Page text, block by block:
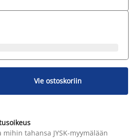
Vie ostoskoriin
tahansa JYSK-myymälään